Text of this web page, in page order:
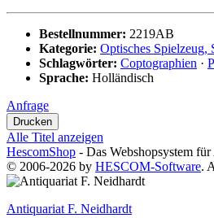
Bestellnummer: 2219AB
Kategorie: Optisches Spielzeug,
Schlagwörter: Coptographien ·
Sprache: Holländisch
Anfrage
Alle Titel anzeigen
HescomShop - Das Webshopsystem
© 2006-2026 by HESCOM-Software.
Antiquariat F. Neidhardt